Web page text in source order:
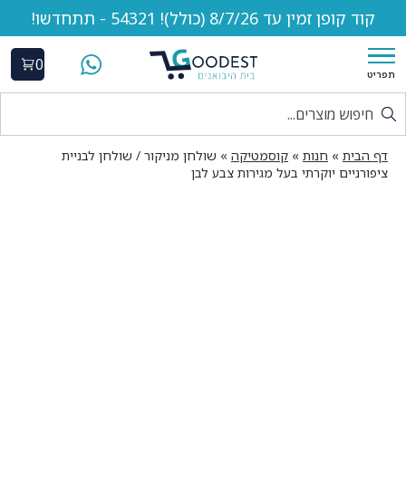
קוד קופן זמין עד 8/7/26 (כולל)! 54321 - תתחדשו!
תפריט
0
דף הבית » חנות » קוסמטיקה » שולחן מניקור / שולחן לבניית
ציפורניים יוקרתי בעל מגירות צבע לבן